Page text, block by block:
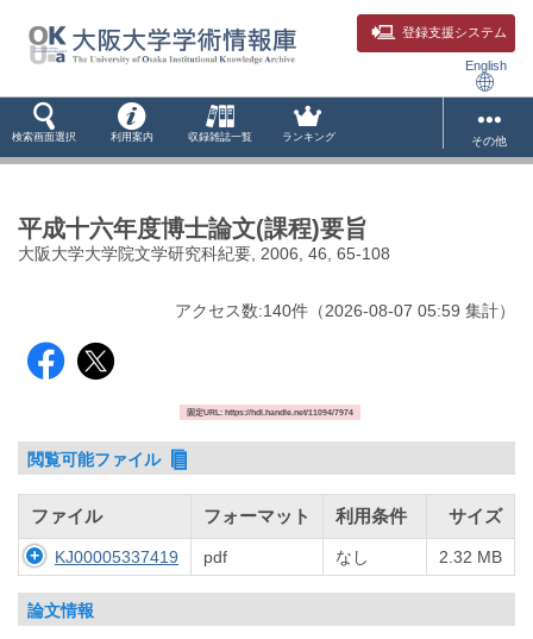
登録支援システム
English
検索画面選択 利用案内 収録雑誌一覧 ランキング その他
平成十六年度博士論文(課程)要旨
大阪大学大学院文学研究科紀要, 2006, 46, 65-108
アクセス数:140件 （2026-08-07 05:59 集計）
固定URL: https://hdl.handle.net/11094/7974
閲覧可能ファイル
ファイル フォーマット 利用条件 サイズ
KJ00005337419 pdf なし 2.32 MB
論文情報